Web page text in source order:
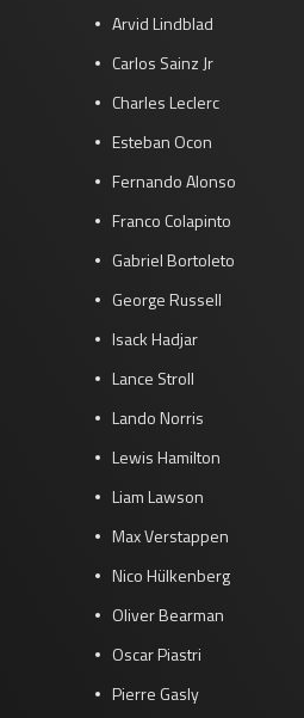
Arvid Lindblad
Carlos Sainz Jr
Charles Leclerc
Esteban Ocon
Fernando Alonso
Franco Colapinto
Gabriel Bortoleto
George Russell
Isack Hadjar
Lance Stroll
Lando Norris
Lewis Hamilton
Liam Lawson
Max Verstappen
Nico Hülkenberg
Oliver Bearman
Oscar Piastri
Pierre Gasly